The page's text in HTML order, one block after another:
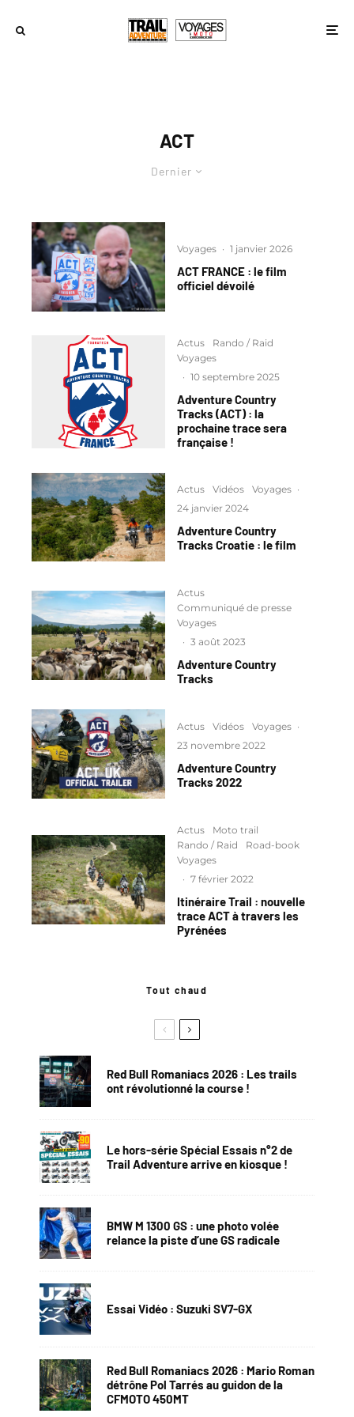
ACT
Dernier
Voyages · 1 janvier 2026
ACT FRANCE : le film
officiel dévoilé
Actus
Rando / Raid
Voyages
· 10 septembre 2025
Adventure Country
Tracks (ACT) : la
prochaine trace sera
française !
Actus Vidéos Voyages ·
24 janvier 2024
Adventure Country
Tracks Croatie : le film
Actus
Communiqué de presse
Voyages
· 3 août 2023
Adventure Country
Tracks
Actus Vidéos Voyages ·
23 novembre 2022
Adventure Country
Tracks 2022
Actus
Moto trail
Rando / Raid
Road-book
Voyages
· 7 février 2022
Itinéraire Trail : nouvelle
trace ACT à travers les
Pyrénées
Tout chaud
Red Bull Romaniacs 2026 : Les trails
ont révolutionné la course !
Le hors-série Spécial Essais n°2 de
Trail Adventure arrive en kiosque !
BMW M 1300 GS : une photo volée
relance la piste d’une GS radicale
Essai Vidéo : Suzuki SV7-GX
Red Bull Romaniacs 2026 : Mario Roman
détrône Pol Tarrés au guidon de la
CFMOTO 450MT